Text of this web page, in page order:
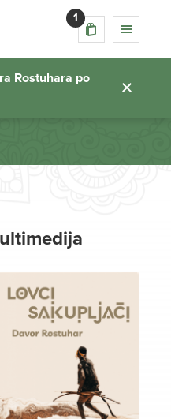
1
Rostuhara po